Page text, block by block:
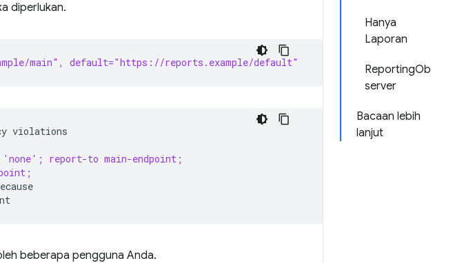
Hanya
Laporan
ReportingOb
server
Bacaan lebih
lanjut
diperlukan.
main", default="https://reports.example/default"
report-to main-endpoint;
beberapa pengguna Anda.